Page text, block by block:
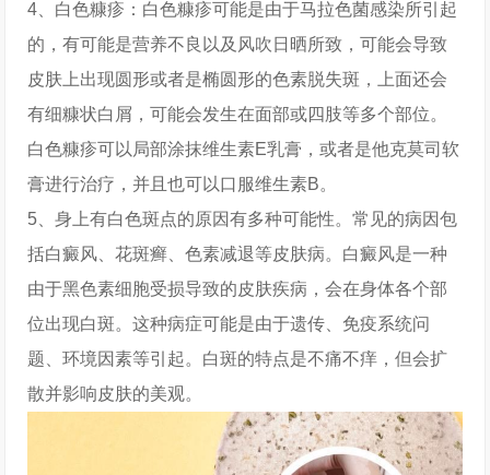
4、白色糠疹：白色糠疹可能是由于马拉色菌感染所引起
的，有可能是营养不良以及风吹日晒所致，可能会导致
皮肤上出现圆形或者是椭圆形的色素脱失斑，上面还会
有细糠状白屑，可能会发生在面部或四肢等多个部位。
白色糠疹可以局部涂抹维生素E乳膏，或者是他克莫司软
膏进行治疗，并且也可以口服维生素B。
5、身上有白色斑点的原因有多种可能性。常见的病因包
括白癜风、花斑癣、色素减退等皮肤病。白癜风是一种
由于黑色素细胞受损导致的皮肤疾病，会在身体各个部
位出现白斑。这种病症可能是由于遗传、免疫系统问
题、环境因素等引起。白斑的特点是不痛不痒，但会扩
散并影响皮肤的美观。